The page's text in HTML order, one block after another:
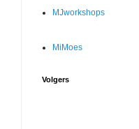
MJworkshops
MiMoes
Volgers